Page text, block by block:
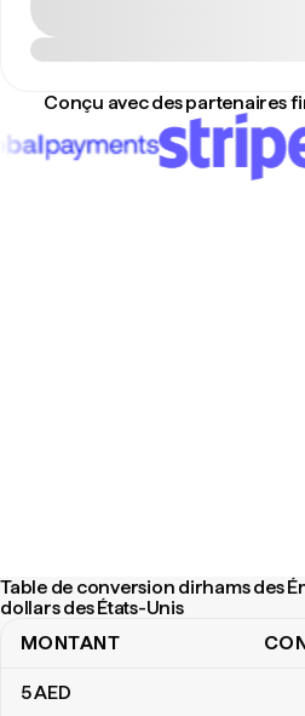
Conçu avec des partenaires
Table de conversion dirhams des
dollars des États-Unis
Table de conversion dirhams des
MONTANT
5AED